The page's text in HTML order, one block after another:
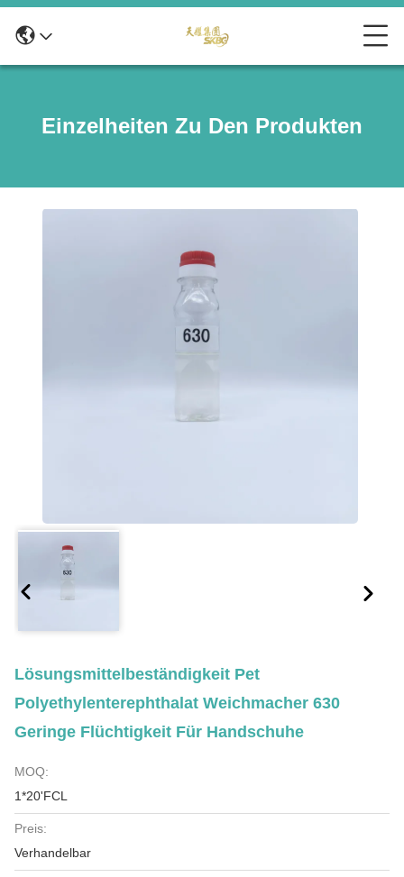
Einzelheiten Zu Den Produkten
Lösungsmittelbeständigkeit Pet
Polyethylenterephthalat Weichmacher 630
Geringe Flüchtigkeit Für Handschuhe
MOQ:
1*20'FCL
Preis:
Verhandelbar